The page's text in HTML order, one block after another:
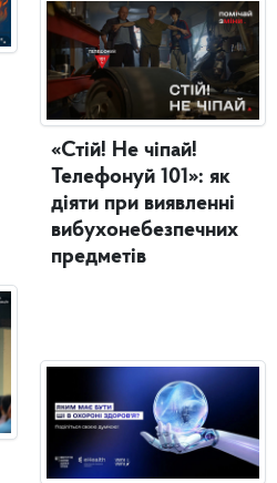
«Стій! Не чіпай!
Телефонуй 101»: як
діяти при виявленні
вибухонебезпечних
предметів